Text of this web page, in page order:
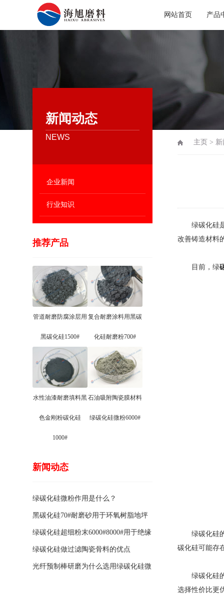
网站首页 产品
新闻动态
NEWS
企业新闻
行业知识
推荐产品
管道耐磨防腐涂层用
黑碳化硅1500#
复合耐磨涂料用黑碳
化硅耐磨粉700#
水性油漆耐磨填料黑
色金刚粉碳化硅
1000#
石油吸附陶瓷膜材料
绿碳化硅微粉6000#
新闻动态
绿碳化硅微粉作用是什么？
黑碳化硅70#耐磨砂用于环氧树脂地坪
骨料的特点有哪些？
绿碳化硅超细粉末6000#8000#用于绝缘
涂料的优点
绿碳化硅做过滤陶瓷骨料的优点
光纤预制棒研磨为什么选用绿碳化硅微
主页 >
绿碳化硅是
改善铸造材料
目前，绿
绿碳化硅的
碳化硅可能存
绿碳化硅的
选择性价比更